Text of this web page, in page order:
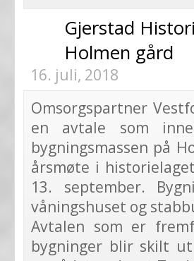
Gjerstad
Holmen gård
16. juli, 2018
Omsorgspartner
en avtale som
bygningsmassen på
årsmøte i
13. september.
våningshuset og
Avtalen som er
bygninger blir skilt